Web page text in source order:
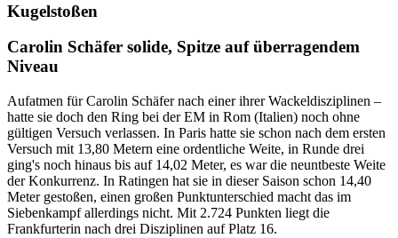
Kugelstoßen
Carolin Schäfer solide, Spitze auf überragendem
Niveau
Aufatmen für Carolin Schäfer nach einer ihrer Wackeldisziplinen –
hatte sie doch den Ring bei der EM in Rom (Italien) noch ohne
gültigen Versuch verlassen. In Paris hatte sie schon nach dem ersten
Versuch mit 13,80 Metern eine ordentliche Weite, in Runde drei
ging's noch hinaus bis auf 14,02 Meter, es war die neuntbeste Weite
der Konkurrenz. In Ratingen hat sie in dieser Saison schon 14,40
Meter gestoßen, einen großen Punktunterschied macht das im
Siebenkampf allerdings nicht. Mit 2.724 Punkten liegt die
Frankfurterin nach drei Disziplinen auf Platz 16.